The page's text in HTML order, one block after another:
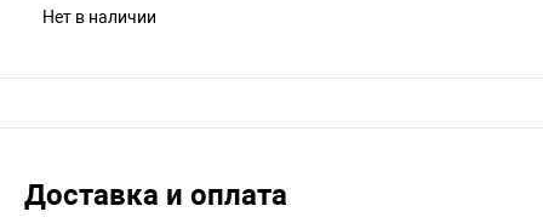
Нет в наличии
Доставка и оплата